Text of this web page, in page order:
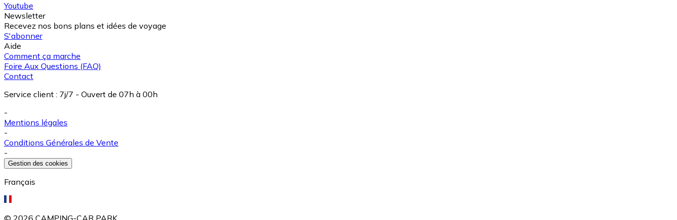
Youtube
Newsletter
Recevez nos bons plans et idées de voyage
S'abonner
Aide
Comment ça marche
Foire Aux Questions (FAQ)
Contact
Service client : 7j/7 - Ouvert de 07h à 00h
-
Mentions légales
-
Conditions Générales de Vente
-
Gestion des cookies
Français